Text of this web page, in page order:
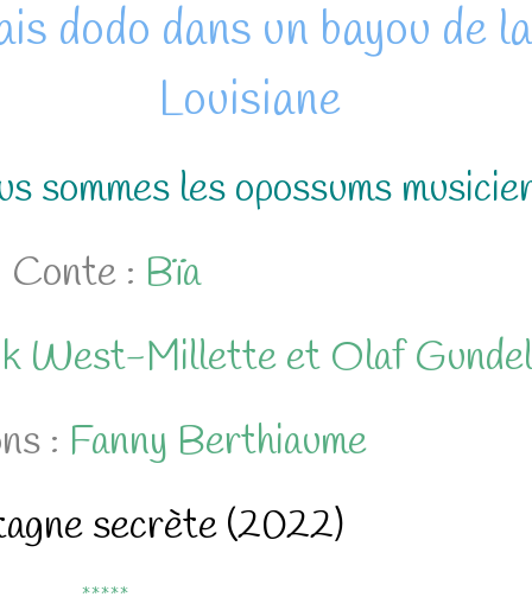
dodo dans un bayou de la
Louisiane
sommes les opossums
Conte : Bïa
West-Millette et Olaf Gundel
: Fanny Berthiaume
secrète (2022)
*****